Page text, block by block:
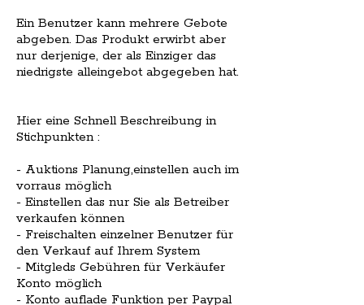
Ein Benutzer kann mehrere Gebote
abgeben. Das Produkt erwirbt aber
nur derjenige, der als Einziger das
niedrigste alleingebot abgegeben hat.
Hier eine Schnell Beschreibung in
Stichpunkten :
- Auktions Planung,einstellen auch im
vorraus möglich
- Einstellen das nur Sie als Betreiber
verkaufen können
- Freischalten einzelner Benutzer für
den Verkauf auf Ihrem System
- Mitgleds Gebühren für Verkäufer
Konto möglich
- Konto auflade Funktion per Paypal